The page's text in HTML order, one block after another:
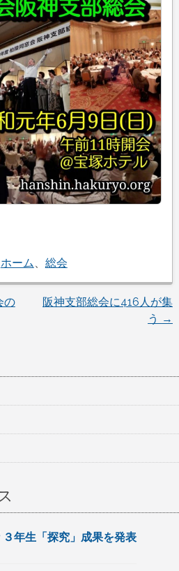
ホーム、 総会
の
阪神支部総会に416人が集
う →
年生「探究」成果を発表